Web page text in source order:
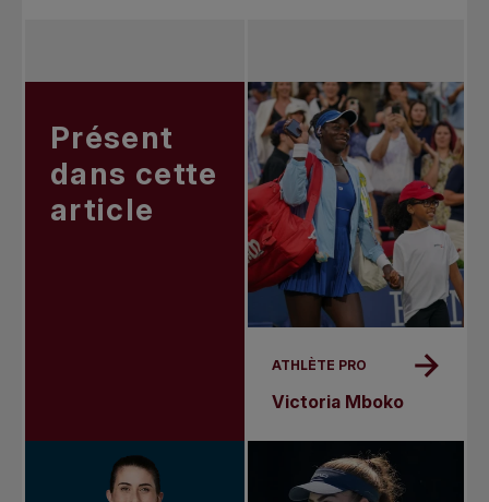
Présent
dans cette
article
ATHLÈTE PRO
Victoria Mboko